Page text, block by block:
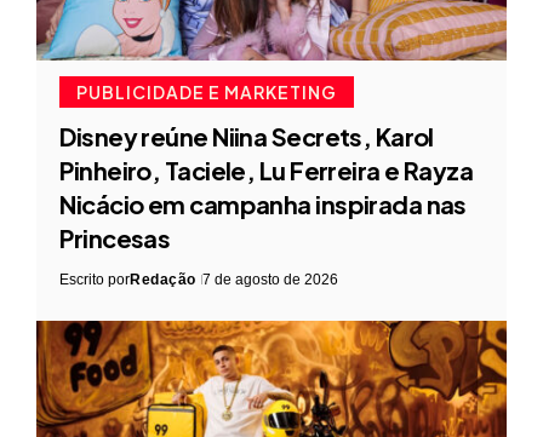
PUBLICIDADE E MARKETING
Disney reúne Niina Secrets, Karol
Pinheiro, Taciele, Lu Ferreira e Rayza
Nicácio em campanha inspirada nas
Princesas
Escrito porRedação 7 de agosto de 2026